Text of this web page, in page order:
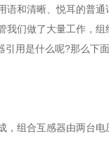
语和清晰、悦耳的普
我们做了大量工作，
用是什么呢?那么下
，组合互感器由两台